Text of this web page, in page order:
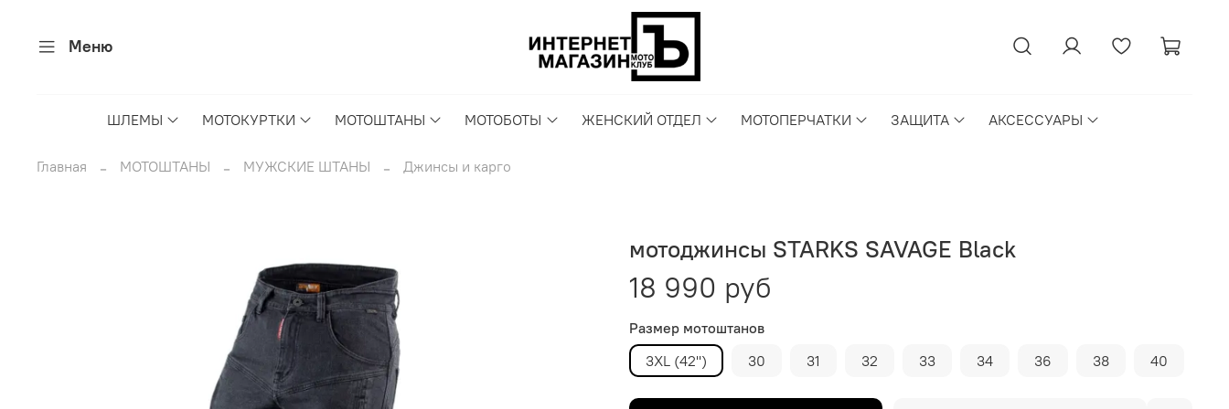
Меню
ШЛЕМЫ МОТОКУРТКИ МОТОШТАНЫ МОТОБОТЫ ЖЕНСКИЙ ОТДЕЛ МОТОПЕРЧАТКИ ЗАЩИТА АКСЕССУАРЫ
Главная МОТОШТАНЫ МУЖСКИЕ ШТАНЫ Джинсы и карго
мотоджинсы STARKS SAVAGE Black
18 990 руб
Размер мотоштанов
3XL (42'')
30 31 32 33 34 36 38 40